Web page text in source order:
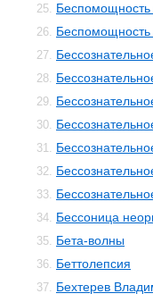
25. Беспомощность
26. Беспомощность
27.
28.
29.
30.
31.
32.
33.
34. Бессоница
35. Бета-волны
36. Беттолепсия
37. Бехтерев